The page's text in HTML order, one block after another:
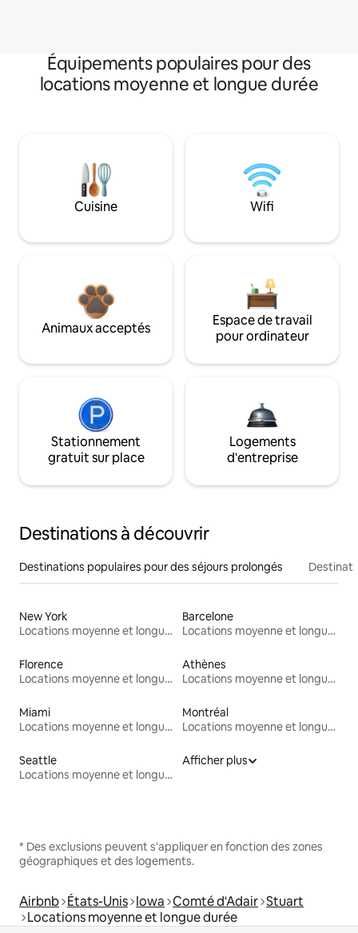
Équipements populaires pour des
locations moyenne et longue durée
Cuisine Wifi
Animaux acceptés
Espace de travail
pour ordinateur
Stationnement
gratuit sur place
Logements
d'entreprise
Destinations à découvrir
Destinations populaires pour des séjours prolongés
New York
Locations moyenne et longue durée
Barcelone
Locations moyenne et longue durée
Florence
Locations moyenne et longue durée
Athènes
Locations moyenne et longue durée
Miami
Locations moyenne et longue durée
Montréal
Locations moyenne et longue durée
Seattle
Locations moyenne et longue durée
Afficher plus
* Des exclusions peuvent s'appliquer en fonction des zones
géographiques et des logements.
Airbnb États-Unis Iowa Comté d'Adair Stuart
Locations moyenne et longue durée